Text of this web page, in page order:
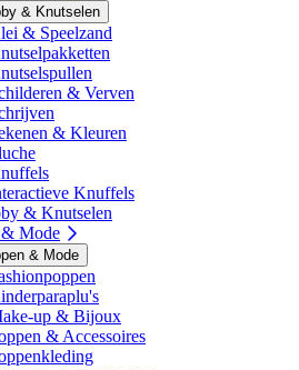
& Knutselen
& Speelzand
& Verven
& Kleuren
Knuffels
& Knutselen
Mode
& Mode
up & Bijoux
& Accessoires